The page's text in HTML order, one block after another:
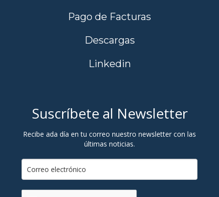
Pago de Facturas
Descargas
Linkedin
Suscríbete al Newsletter
Recibe ada día en tu correo nuestro newsletter con las
últimas noticias.